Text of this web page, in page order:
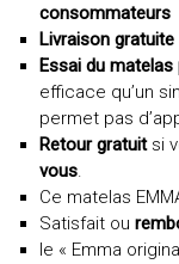
consommateurs
Livraison
Essai du
efficace qu’un
permet pas
Retour gratuitsi
vous.
Ce matelas
Satisfait ou
le « Emma